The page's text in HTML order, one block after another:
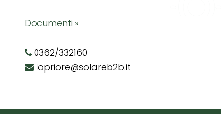
Documenti »
0362/332160
lopriore@solareb2b.it